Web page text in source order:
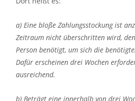
a) Eine bloße Zahlungsstockung ist
Zeitraum nicht überschritten wird,
Person benötigt, um sich die
Dafür erscheinen drei Wochen
ausreichend.
b) Beträgt eine innerhalb von drei